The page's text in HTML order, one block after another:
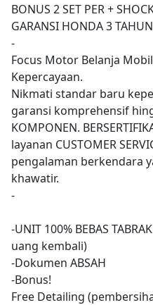
BONUS 2 SET PER +
GARANSI HONDA 3
-
Focus Motor Belanja
Kepercayaan.
Nikmati standar baru
garansi komprehensif
KOMPONEN.
layanan CUSTOMER
pengalaman berkendara
khawatir.
-
-UNIT 100% BEBAS
uang kembali)
-Dokumen ABSAH
-Bonus!
Free Detailing